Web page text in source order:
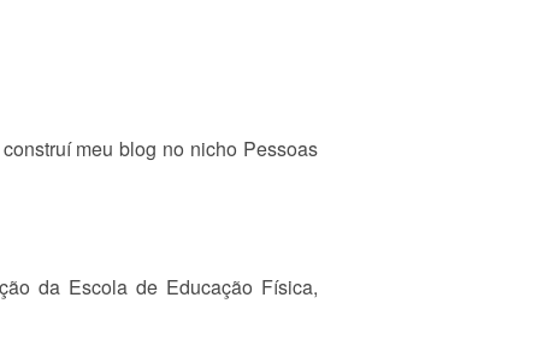
meu blog no nicho Pessoas
da Escola de Educação Física,